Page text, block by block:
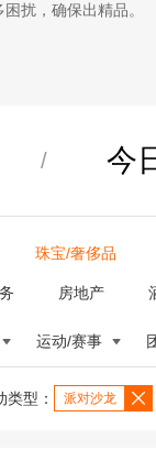
扰，确保出精品。
/ 今
珠宝/奢侈品
房地产
运动/赛事
类型： 派对沙龙